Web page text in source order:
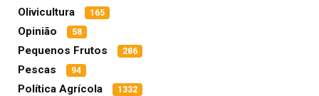
Olivicultura 165
Opinião 58
Pequenos Frutos 286
Pescas 94
Política Agrícola 1332